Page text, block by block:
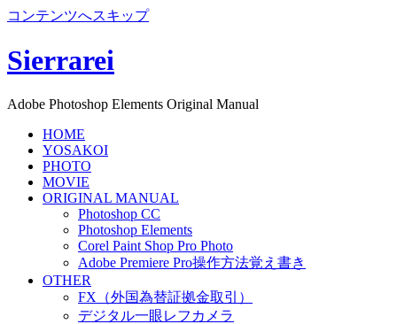
コンテンツへスキップ
Sierrarei
Adobe Photoshop Elements Original Manual
HOME
YOSAKOI
PHOTO
MOVIE
ORIGINAL MANUAL
Photoshop CC
Photoshop Elements
Corel Paint Shop Pro Photo
Adobe Premiere Pro操作方法覚え書き
OTHER
FX（外国為替証拠金取引）
デジタル一眼レフカメラ